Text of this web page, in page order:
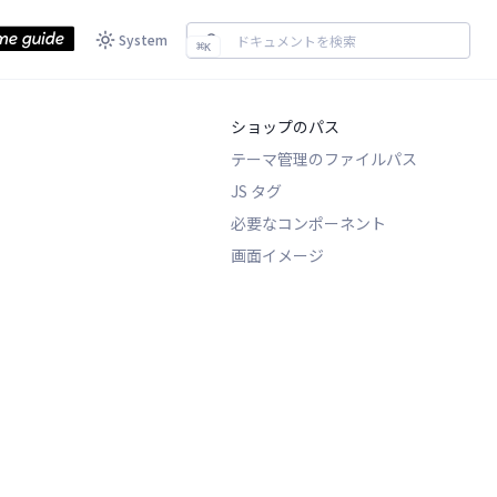
System ⌘K
ショップのパス
テーマ管理のファイルパス
JS タグ
必要なコンポーネント
画面イメージ